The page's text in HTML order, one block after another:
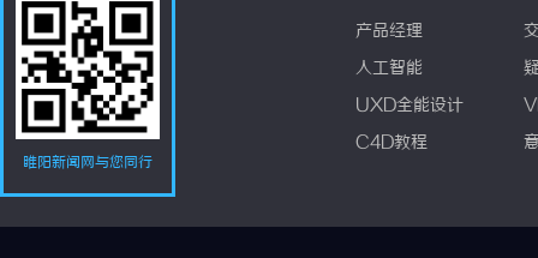
睢阳新闻网与您同行
产品经理
人工智能
UXD全能设计
C4D教程